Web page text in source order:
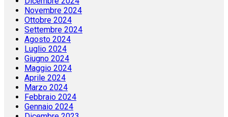
Gennaio 2025
Dicembre 2024
Novembre 2024
Ottobre 2024
Settembre 2024
Agosto 2024
Luglio 2024
Giugno 2024
Maggio 2024
Aprile 2024
Marzo 2024
Febbraio 2024